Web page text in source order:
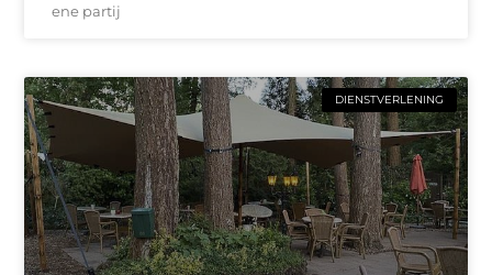
ene partij
DIENSTVERLENING